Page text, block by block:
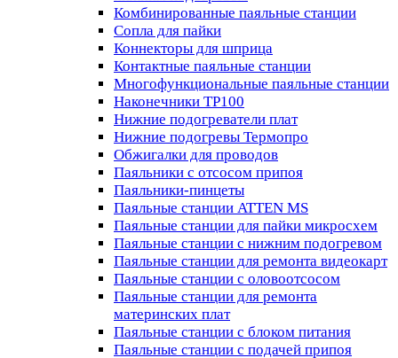
Комбинированные паяльные станции
Сопла для пайки
Коннекторы для шприца
Контактные паяльные станции
Многофункциональные паяльные станции
Наконечники TP100
Нижние подогреватели плат
Нижние подогревы Термопро
Обжигалки для проводов
Паяльники с отсосом припоя
Паяльники-пинцеты
Паяльные станции ATTEN MS
Паяльные станции для пайки микросхем
Паяльные станции с нижним подогревом
Паяльные станции для ремонта видеокарт
Паяльные станции с оловоотсосом
Паяльные станции для ремонта
материнских плат
Паяльные станции с блоком питания
Паяльные станции с подачей припоя